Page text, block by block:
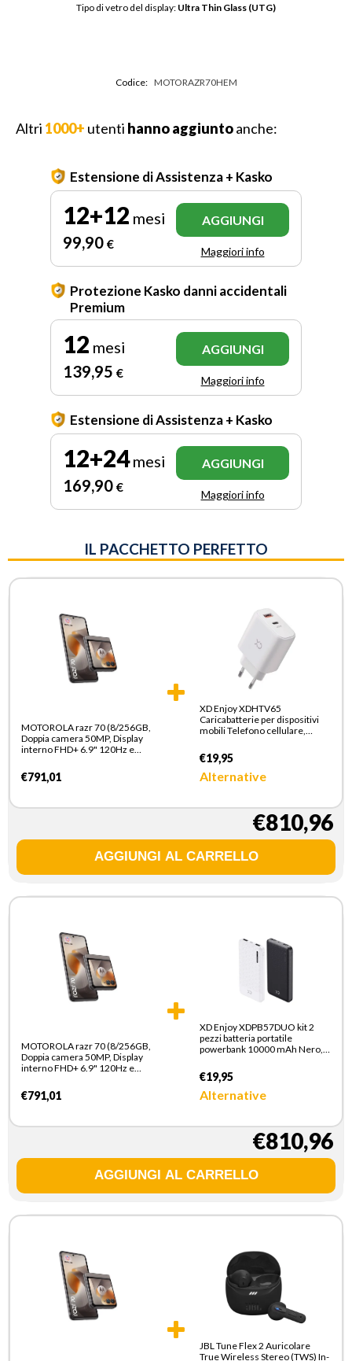
Tipo di vetro del display: Ultra Thin Glass (UTG)
Codice: MOTORAZR70HEM
Altri 1000+ utenti hanno aggiuntoanche:
Estensione di Assistenza + Kasko
12+12 mesi
99,90 €
AGGIUNGI
Maggiori info
Protezione Kasko danni accidentali
Premium
12 mesi
139,95 €
AGGIUNGI
Maggiori info
Estensione di Assistenza + Kasko
12+24mesi
169,90 €
AGGIUNGI
Maggiori info
IL PACCHETTO PERFETTO
MOTOROLA razr 70 (8/256GB,
Doppia camera 50MP, Display
interno FHD+ 6.9" 120Hz e
Dimensity 7450X, 4800mAh,
TurboPower 30W, Android 16),
€791,01
XD Enjoy XDHTV65
Caricabatterie per dispositivi
mobili Telefono cellulare,
Ricarica rapida Interno
€19,95
Alternative
€810,96
MOTOROLA razr 70 (8/256GB,
Doppia camera 50MP, Display
interno FHD+ 6.9" 120Hz e
Dimensity 7450X, 4800mAh,
TurboPower 30W, Android 16),
€791,01
XD Enjoy XDPB57DUO kit 2
pezzi batteria portatile
powerbank 10000 mAh Nero,
€19,95
Alternative
€810,96
JBL Tune Flex 2 Auricolare
True Wireless Stereo (TWS) In-